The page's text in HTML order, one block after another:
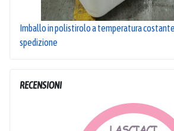
Imballo in polistirolo a temperatura
spedizione
RECENSIONI